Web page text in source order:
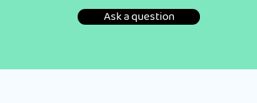
Ask a question